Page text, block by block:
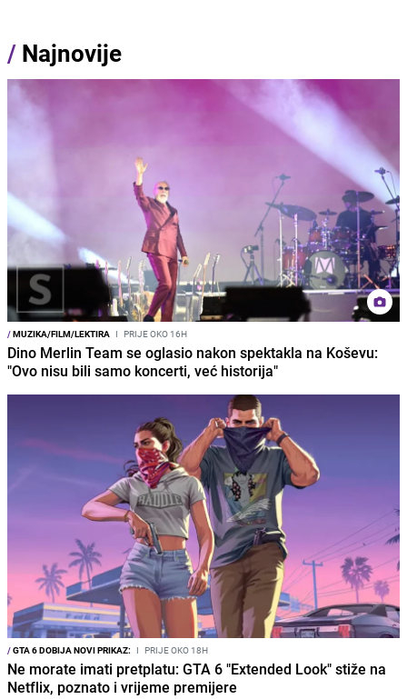
/ Najnovije
/MUZIKA/FILM/LEKTIRA I PRIJE OKO 16H
Dino Merlin Team se oglasio nakon spektakla na Koševu:
"Ovo nisu bili samo koncerti, već historija"
/GTA 6 DOBIJA NOVI PRIKAZ: I PRIJE OKO 18H
Ne morate imati pretplatu: GTA 6 "Extended Look" stiže na
Netflix, poznato i vrijeme premijere